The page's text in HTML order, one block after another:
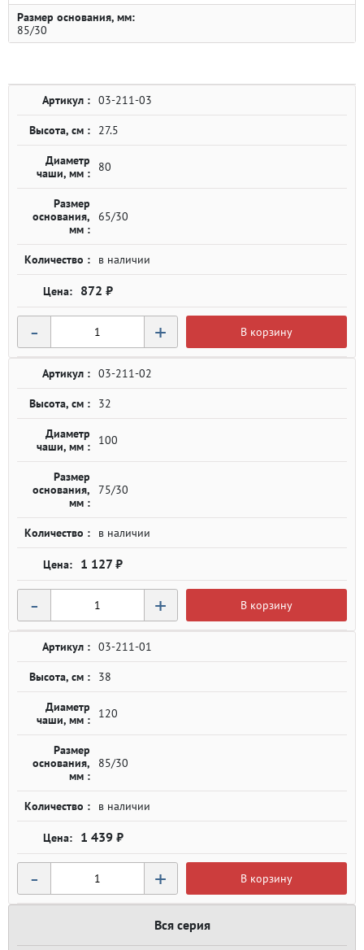
Размер основания, мм:
85/30
Артикул : 03-211-03
Высота, см : 27.5
Диаметр
чаши, мм :
80
Размер
основания,
мм :
65/30
Количество : в наличии
872 ₽
- + В корзину
Артикул : 03-211-02
Высота, см : 32
Диаметр
чаши, мм :
100
Размер
основания,
мм :
75/30
Количество : в наличии
1 127 ₽
- + В корзину
Артикул : 03-211-01
Высота, см : 38
Диаметр
чаши, мм :
120
Размер
основания,
мм :
85/30
Количество : в наличии
1 439 ₽
- + В корзину
Вся серия